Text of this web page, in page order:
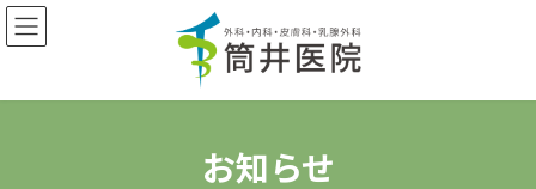
コ
ン
ツ
ナ
ビ
シ
お知らせ